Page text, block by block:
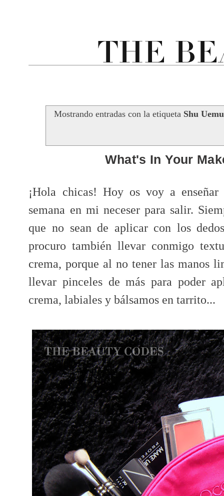
Mostrando entradas con la etiqueta Shu
What's In Your
¡Hola chicas! Hoy os voy a
semana en mi neceser para salir.
que no sean de aplicar con los
procuro también llevar conmigo
crema, porque al no tener las manos
llevar pinceles de más para poder
crema, labiales y bálsamos en tarrito...